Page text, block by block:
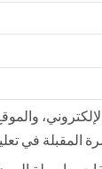
المقبلة في